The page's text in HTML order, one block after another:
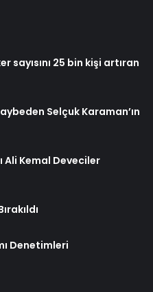
sayısını 25 bin kişi artıran
Selçuk Karaman’ın
Ali Kemal Deveciler
Denetimleri